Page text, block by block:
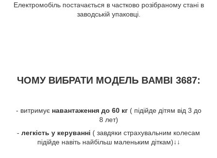
Електромобіль постачається в частково розібраному стані в
заводській упаковці.
ЧОМУ ВИБРАТИ МОДЕЛЬ BAMBI 3687:
- витримує навантаження до 60 кг( підійде дітям від 3 до
8 лет)
- легкість у керуванні ( завдяки страхувальним колесам
підійде навіть найбільш маленьким діткам)↓↓